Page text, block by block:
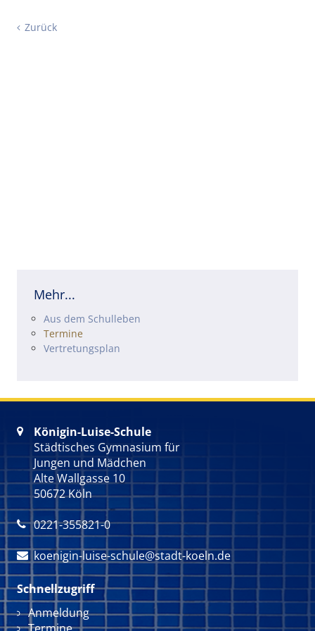
Zurück
Mehr...
Navigation überspringen
Aus dem Schulleben
Termine
Vertretungsplan

Königin-Luise-Schule
Städtisches Gymnasium für
Jungen und Mädchen
Alte Wallgasse 10
50672 Köln
 0221-355821-0
 koenigin-luise-schule@stadt-koeln.de
Schnellzugriff
Navigation überspringen
Anmeldung